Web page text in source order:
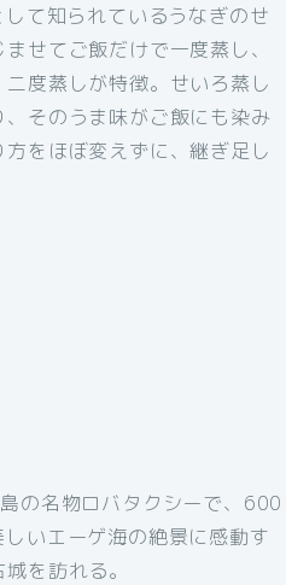
て知られているうなぎのせ
せてご飯だけで一度蒸し、
度蒸しが特徴。せいろ蒸し
そのうま味がご飯にも染み
をほぼ変えずに、継ぎ足し
の名物ロバタクシーで、600
いエーゲ海の絶景に感動す
を訪れる。